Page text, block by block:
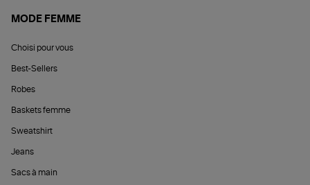
MODE FEMME
Choisi pour vous
Best-Sellers
Robes
Baskets femme
Sweatshirt
Jeans
Sacs à main